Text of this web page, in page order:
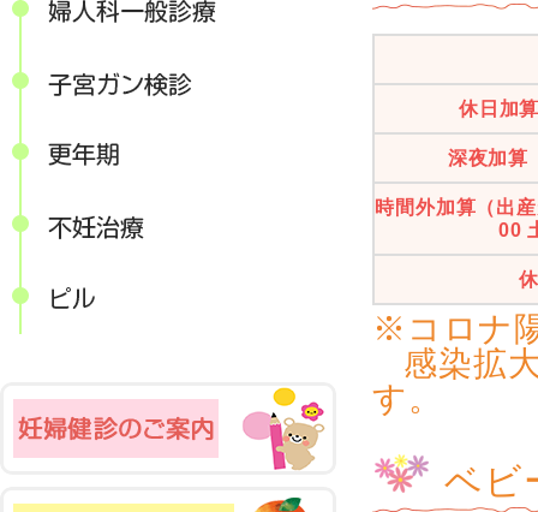
休日加
深夜加算
時間外加算（出
00
※コロナ
感染拡
す。
ベビ